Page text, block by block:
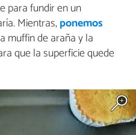
para fundir en un
Mientras,ponemos
muffin de araña y la
que la superficie quede